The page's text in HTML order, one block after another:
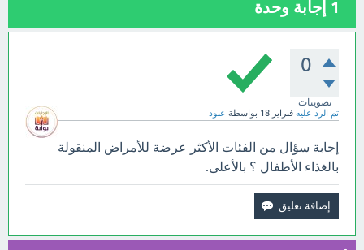
1 إجابة وحدة
0
تصويتات
تم الرد عليه فبراير 18 بواسطة عبود
إجابة سؤال من الفئات الأكثر عرضة للأمراض المنقولة
بالغذاء الأطفال ؟ بالأعلى.